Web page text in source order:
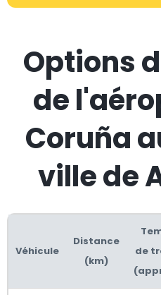
Options
de
Coruña
ville de
Véhicule
Distance
(km)
de